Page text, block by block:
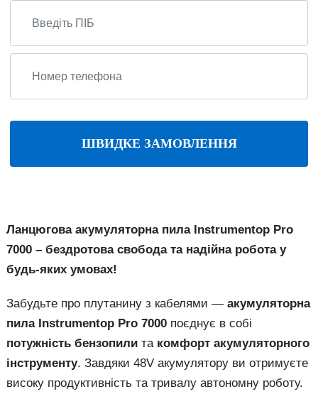
ШВИДКЕ ЗАМОВЛЕННЯ
Ланцюгова акумуляторна пила Іnstrumentop Pro
7000 – бездротова свобода та надійна робота у
будь-яких умовах!
Забудьте про плутанину з кабелями — акумуляторна
пила Іnstrumentop Pro 7000 поєднує в собі
потужність бензопили та комфорт акумуляторного
інструменту. Завдяки 48V акумулятору ви отримуєте
високу продуктивність та тривалу автономну роботу.